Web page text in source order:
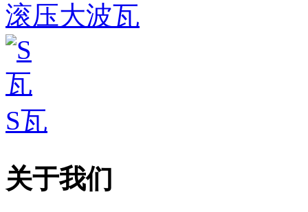
滚压大波瓦
S瓦
关于我们